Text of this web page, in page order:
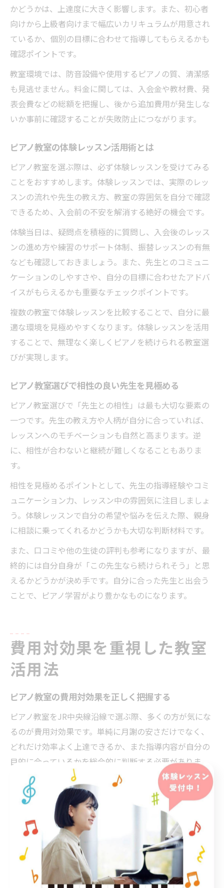
かどうかは、上達度に大きく影響します。また、初心者
向けから上級者向けまで幅広いカリキュラムが用意され
ているか、個別の目標に合わせて指導してもらえるかも
確認ポイントです。
教室環境では、防音設備や使用するピアノの質、清潔感
も見逃せません。料金に関しては、入会金や教材費、発
表会費などの総額を把握し、後から追加費用が発生しな
いか事前に確認することが失敗防止につながります。
ピアノ教室の体験レッスン活用術とは
ピアノ教室を選ぶ際は、必ず体験レッスンを受けてみる
ことをおすすめします。体験レッスンでは、実際のレッ
スンの流れや先生の教え方、教室の雰囲気を自分で確認
できるため、入会前の不安を解消する絶好の機会です。
体験当日は、疑問点を積極的に質問し、入会後のレッス
ンの進め方や練習のサポート体制、振替レッスンの有無
なども確認しておきましょう。また、先生とのコミュニ
ケーションのしやすさや、自分の目標に合わせたアドバ
イスがもらえるかも重要なチェックポイントです。
複数の教室で体験レッスンを比較することで、自分に最
適な環境を見極めやすくなります。体験レッスンを活用
することで、無理なく楽しくピアノを続けられる教室選
びが実現します。
ピアノ教室選びで相性の良い先生を見極める
ピアノ教室選びで「先生との相性」は最も大切な要素の
一つです。先生の教え方や人柄が自分に合っていれば、
レッスンへのモチベーションも自然と高まります。逆
に、相性が合わないと継続が難しくなることもありま
す。
相性を見極めるポイントとして、先生の指導経験やコミ
ュニケーション力、レッスン中の雰囲気に注目しましょ
う。体験レッスンで自分の希望や悩みを伝えた際、親身
に相談に乗ってくれるかどうかも大切な判断材料です。
また、口コミや他の生徒の評判も参考になりますが、最
終的には自分自身が「この先生なら続けられそう」と思
えるかどうかが決め手です。自分に合った先生と出会う
ことで、ピアノ学習がより豊かなものになります。
費用対効果を重視した教室
活用法
ピアノ教室の費用対効果を正しく把握する
ピアノ教室をJR中央線沿線で選ぶ際、多くの方が気にな
るのが費用対効果です。単純に月謝の安さだけでなく、
どれだけ効率よく上達できるか、また指導内容が自分の
目的に合っているかを総合的に判断する必要がありま
例えば、個別指導や少人数制の教室は月謝が高めです
が、講師とのコミュニケーションが密で技術向上が早い
傾向が見られます。一方、大人数のグループレッスンは
費用が抑えられるものの、個々の進度に合わせた指導が
難しい場合もあるため、費用だけでなく学習効果も重視
しましょう。